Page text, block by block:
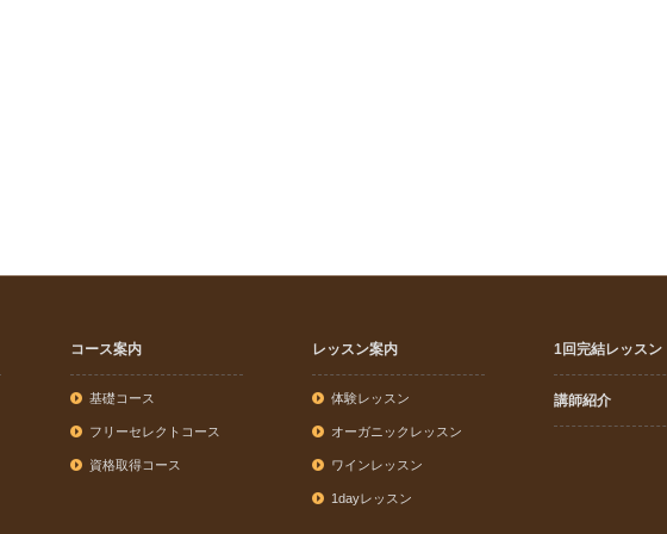
コース案内
基礎コース
フリーセレクトコース
資格取得コース
レッスン案内
体験レッスン
オーガニックレッスン
ワインレッスン
1dayレッスン
1回完結レッスン
講師紹介